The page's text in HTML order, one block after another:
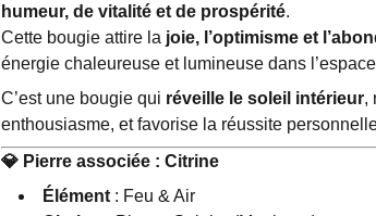
humeur, de vitalité et de prospérité.
Cette bougie attire la joie, l’optimisme et
énergie chaleureuse et lumineuse dans
C’est une bougie qui réveille le soleil intérieur,
enthousiasme, et favorise la réussite
💎 Pierre associée : Citrine
Élément : Feu & Air